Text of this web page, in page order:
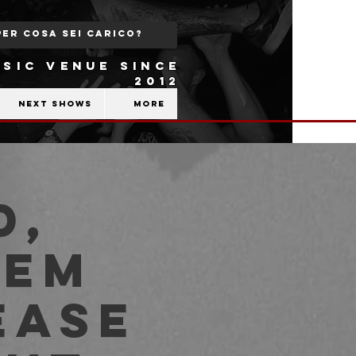
VENUE SINCE
2012
Next shows More